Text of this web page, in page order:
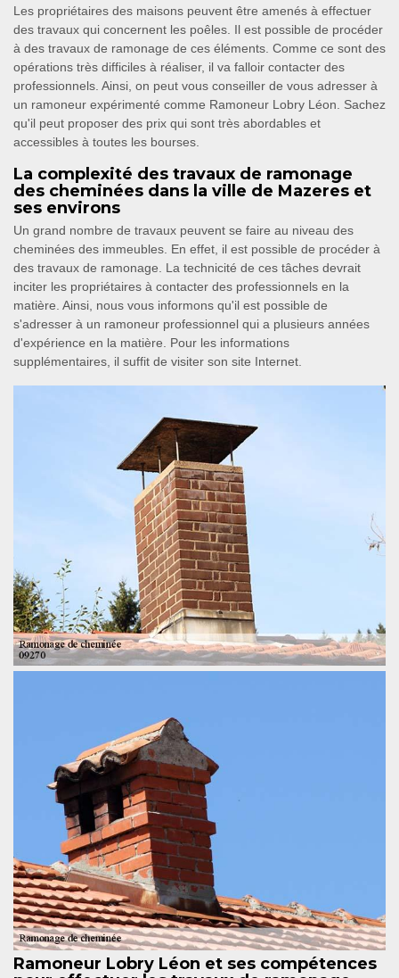
Les propriétaires des maisons peuvent être amenés à effectuer
des travaux qui concernent les poêles. Il est possible de procéder
à des travaux de ramonage de ces éléments. Comme ce sont des
opérations très difficiles à réaliser, il va falloir contacter des
professionnels. Ainsi, on peut vous conseiller de vous adresser à
un ramoneur expérimenté comme Ramoneur Lobry Léon. Sachez
qu'il peut proposer des prix qui sont très abordables et
accessibles à toutes les bourses.
La complexité des travaux de ramonage
des cheminées dans la ville de Mazeres et
ses environs
Un grand nombre de travaux peuvent se faire au niveau des
cheminées des immeubles. En effet, il est possible de procéder à
des travaux de ramonage. La technicité de ces tâches devrait
inciter les propriétaires à contacter des professionnels en la
matière. Ainsi, nous vous informons qu'il est possible de
s'adresser à un ramoneur professionnel qui a plusieurs années
d'expérience en la matière. Pour les informations
supplémentaires, il suffit de visiter son site Internet.
Ramoneur Lobry Léon et ses compétences